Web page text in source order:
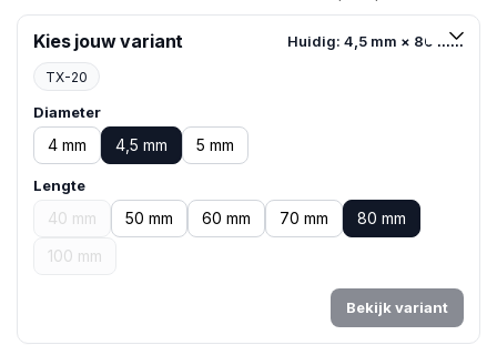
was:
€ 39,99.
is:
€ 35,57.
Kies jouw variant Huidig: 4,5 mm × 80 mm
TX-20
Diameter
4 mm 4,5 mm 5 mm
Lengte
40 mm 50 mm 60 mm 70 mm
80 mm
100 mm
Bekijk variant